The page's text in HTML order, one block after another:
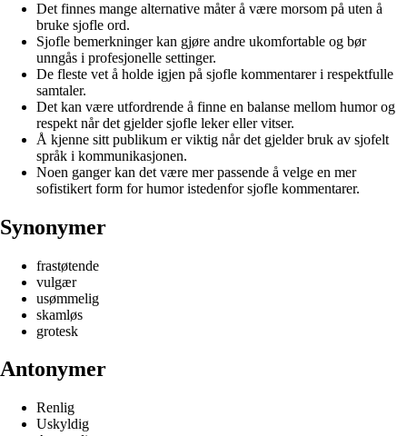
Det finnes mange alternative måter å være morsom på uten å
bruke sjofle ord.
Sjofle bemerkninger kan gjøre andre ukomfortable og bør
unngås i profesjonelle settinger.
De fleste vet å holde igjen på sjofle kommentarer i respektfulle
samtaler.
Det kan være utfordrende å finne en balanse mellom humor og
respekt når det gjelder sjofle leker eller vitser.
Å kjenne sitt publikum er viktig når det gjelder bruk av sjofelt
språk i kommunikasjonen.
Noen ganger kan det være mer passende å velge en mer
sofistikert form for humor istedenfor sjofle kommentarer.
Synonymer
frastøtende
vulgær
usømmelig
skamløs
grotesk
Antonymer
Renlig
Uskyldig